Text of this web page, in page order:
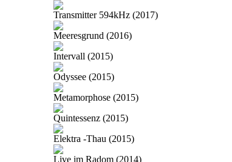
Transmitter 594kHz (2017)
Meeresgrund (2016)
Intervall (2015)
Odyssee (2015)
Metamorphose (2015)
Quintessenz (2015)
Elektra -Thau (2015)
Live im Radom (2014)